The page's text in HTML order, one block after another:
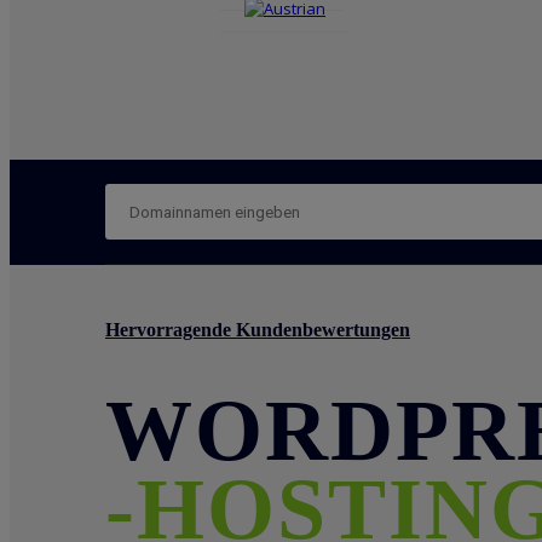
Hervorragende Kundenbewertungen
-